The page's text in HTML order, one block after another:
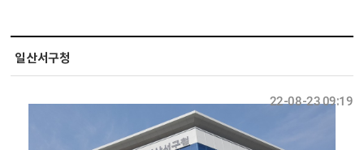
일산서구청
22-08-23 09:19